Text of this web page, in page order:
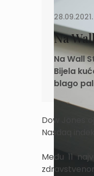
28.09.2021.
Na
Na Wall
Bijela
blago
Dow Jones
Nasdaq
Među 11